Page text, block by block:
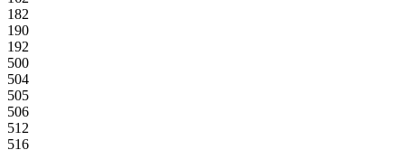
182
190
192
500
504
505
506
512
516